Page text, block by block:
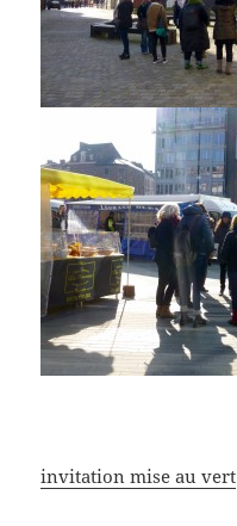
invitation mise au vert